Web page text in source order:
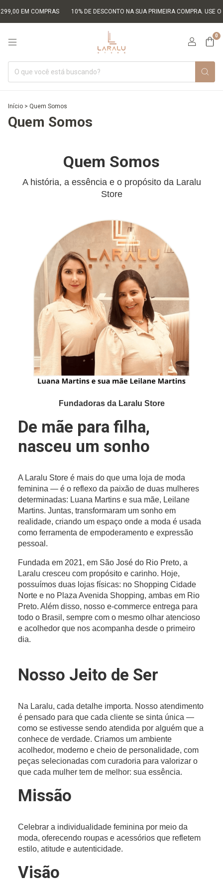
EM COMPRAS 10% DE DESCONTO NA SUA PRIMEIRA COMPRA. USE O
0
Início > Quem Somos
Quem Somos
Quem Somos
A história, a essência e o propósito da Laralu
Store
Fundadoras da Laralu Store
De mãe para filha,
nasceu um sonho
A Laralu Store é mais do que uma loja de moda
feminina — é o reflexo da paixão de duas mulheres
determinadas: Luana Martins e sua mãe, Leilane
Martins. Juntas, transformaram um sonho em
realidade, criando um espaço onde a moda é usada
como ferramenta de empoderamento e expressão
pessoal.
Fundada em 2021, em São José do Rio Preto, a
Laralu cresceu com propósito e carinho. Hoje,
possuímos duas lojas físicas: no Shopping Cidade
Norte e no Plaza Avenida Shopping, ambas em Rio
Preto. Além disso, nosso e-commerce entrega para
todo o Brasil, sempre com o mesmo olhar atencioso
e acolhedor que nos acompanha desde o primeiro
dia.
Nosso Jeito de Ser
Na Laralu, cada detalhe importa. Nosso atendimento
é pensado para que cada cliente se sinta única —
como se estivesse sendo atendida por alguém que a
conhece de verdade. Criamos um ambiente
acolhedor, moderno e cheio de personalidade, com
peças selecionadas com curadoria para valorizar o
que cada mulher tem de melhor: sua essência.
Missão
Celebrar a individualidade feminina por meio da
moda, oferecendo roupas e acessórios que refletem
estilo, atitude e autenticidade.
Visão